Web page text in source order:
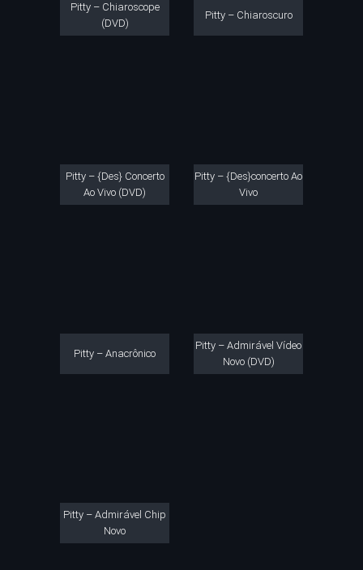
Pitty – Chiaroscope
(DVD)
Pitty – Chiaroscuro
Pitty – {Des} Concerto
Ao Vivo (DVD)
Pitty – {Des}concerto Ao
Vivo
Pitty – Anacrônico
Pitty – Admirável Vídeo
Novo (DVD)
Pitty – Admirável Chip
Novo